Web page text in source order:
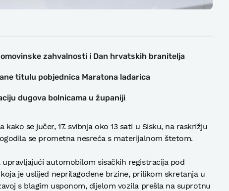
zahvalnosti i Dan hrvatskih branitelja
titulu pobjednica Maratona lađarica
dugova bolnicama u županiji
se jučer, 17. svibnja oko 13 sati u Sisku, na raskrižju
se prometna nesreća s materijalnom štetom.
upravljajući automobilom sisačkih registracija pod
je uslijed neprilagođene brzine, prilikom skretanja u
s blagim usponom, dijelom vozila prešla na suprotnu